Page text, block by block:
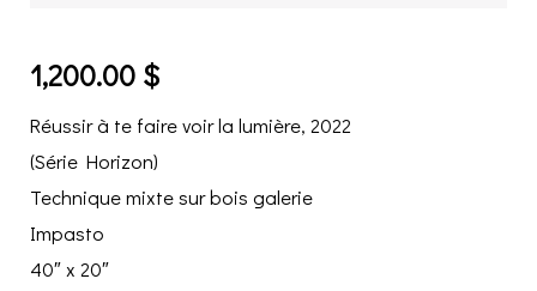
1,200.00 $
Réussir à te faire voir la lumière, 2022
(Série Horizon)
Technique mixte sur bois galerie
Impasto
40″ x 20″